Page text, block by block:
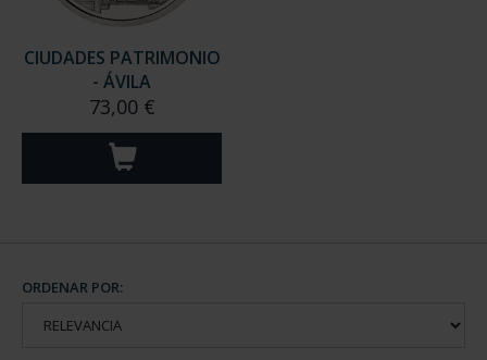
CIUDADES PATRIMONIO
- ÁVILA
73,00 €
ORDENAR POR: